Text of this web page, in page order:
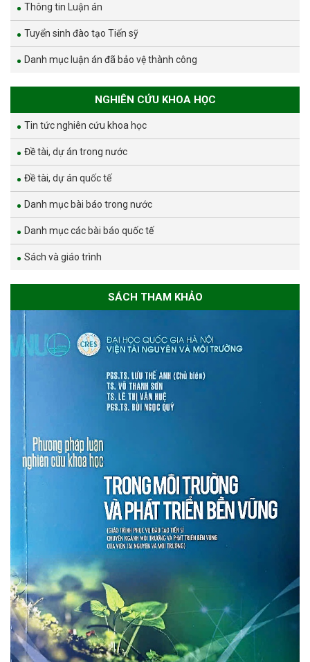
Thông tin Luận án
Tuyển sinh đào tạo Tiến sỹ
Danh mục luận án đã bảo vệ thành công
NGHIÊN CỨU KHOA HỌC
Tin tức nghiên cứu khoa học
Đề tài, dự án trong nước
Đề tài, dự án quốc tế
Danh mục bài báo trong nước
Danh mục các bài báo quốc tế
Sách và giáo trình
SÁCH THAM KHẢO